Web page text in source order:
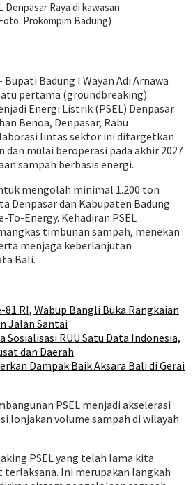
Denpasar Raya di kawasan
Prokompim Badung)
Badung I Wayan Adi Arnawa
pertama (groundbreaking)
Energi Listrik (PSEL) Denpasar
Benoa, Denpasar, Rabu
lintas sektor ini ditargetkan
dan mulai beroperasi pada akhir 2027
sampah berbasis energi.
mengolah minimal 1.200 ton
Denpasar dan Kabupaten Badung
Energy. Kehadiran PSEL
timbunan sampah, menekan
menjaga keberlanjutan
Bali.
81 RI, Wabup Bangli Buka Rangkaian
Jalan Santai
Sosialisasi RUU Satu Data Indonesia,
dan Daerah
Dampak Baik Aksara Bali di Gerai
PSEL menjadi akselerasi
lonjakan volume sampah di wilayah
PSEL yang telah lama kita
Ini merupakan langkah